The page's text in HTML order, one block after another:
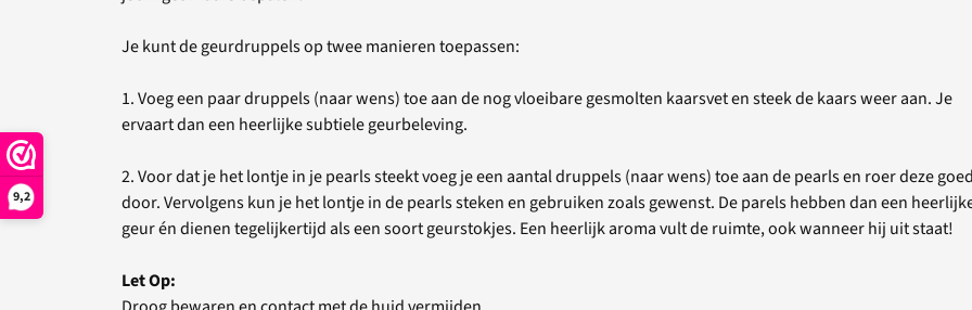
9,2
Je kunt de geurdruppels op twee manieren toepassen:
1. Voeg een paar druppels (naar wens) toe aan de nog vloeibare gesmolten kaarsvet en steek de kaars weer aan. Je
ervaart dan een heerlijke subtiele geurbeleving.
2. Voor dat je het lontje in je pearls steekt voeg je een aantal druppels (naar wens) toe aan de pearls en roer deze
door. Vervolgens kun je het lontje in de pearls steken en gebruiken zoals gewenst. De parels hebben dan een
geur én dienen tegelijkertijd als een soort geurstokjes. Een heerlijk aroma vult de ruimte, ook wanneer hij uit staat!
Let Op: